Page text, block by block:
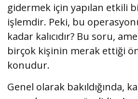
gidermek için yapılan etkili
işlemdir. Peki, bu
kadar kalıcıdır? Bu soru,
birçok kişinin merak ettiği
konudur.
Genel olarak bakıldığında,